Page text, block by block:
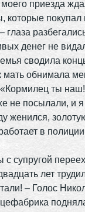
приезда
которые покупал
денег не
сводила
обнимала
ты
не посылали, и я
женился,
в
с супругой
лет
– Голос